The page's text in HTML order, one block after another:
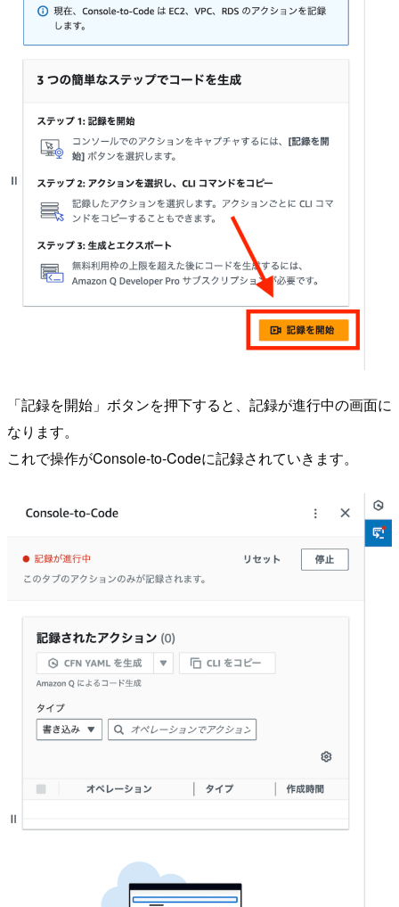
「記録を開始」ボタンを押下すると、記録が進行中の画面に
なります。
これで操作がConsole-to-Codeに記録されていきます。